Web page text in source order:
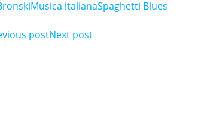
Musica italianaSpaghetti Blues
postPost
Next post